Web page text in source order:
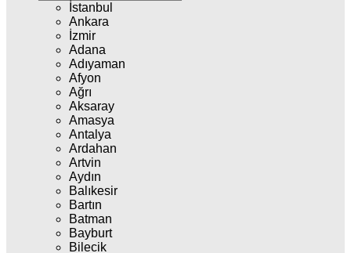
İstanbul
Ankara
İzmir
Adana
Adıyaman
Afyon
Ağrı
Aksaray
Amasya
Antalya
Ardahan
Artvin
Aydın
Balıkesir
Bartın
Batman
Bayburt
Bilecik